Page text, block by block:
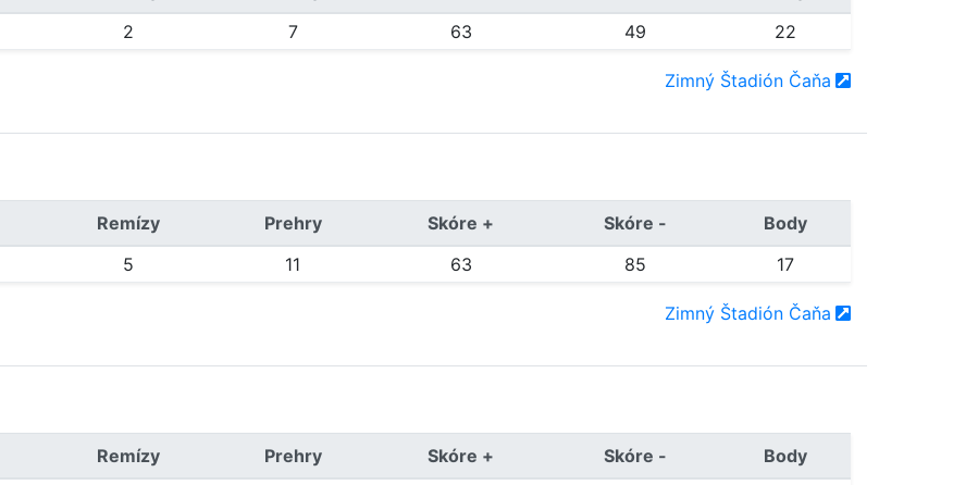
2 7 63 49 22
Zimný Štadión Čaňa
Remízy Prehry Skóre + Skóre -
Body
5 11 63 85 17
Zimný Štadión Čaňa
Remízy Prehry Skóre + Skóre -
Body